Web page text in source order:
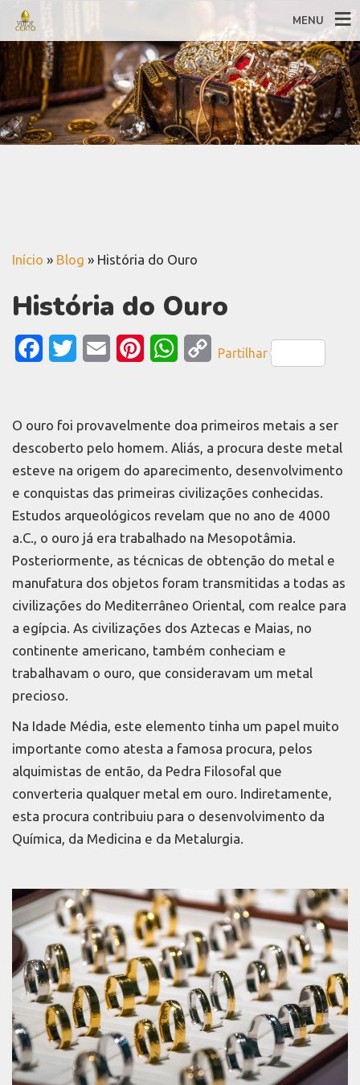
MENU
Início » Blog » História do Ouro
História do Ouro
FacebookTwitter Email PinterestWhatsApp
Copy
Partilhar
O ouro foi provavelmente doa primeiros metais a ser
descoberto pelo homem. Aliás, a procura deste metal
esteve na origem do aparecimento, desenvolvimento
e conquistas das primeiras civilizações conhecidas.
Estudos arqueológicos revelam que no ano de 4000
a.C., o ouro já era trabalhado na Mesopotâmia.
Posteriormente, as técnicas de obtenção do metal e
manufatura dos objetos foram transmitidas a todas as
civilizações do Mediterrâneo Oriental, com realce para
a egípcia. As civilizações dos Aztecas e Maias, no
continente americano, também conheciam e
trabalhavam o ouro, que consideravam um metal
precioso.
Na Idade Média, este elemento tinha um papel muito
importante como atesta a famosa procura, pelos
alquimistas de então, da Pedra Filosofal que
converteria qualquer metal em ouro. Indiretamente,
esta procura contribuiu para o desenvolvimento da
Química, da Medicina e da Metalurgia.